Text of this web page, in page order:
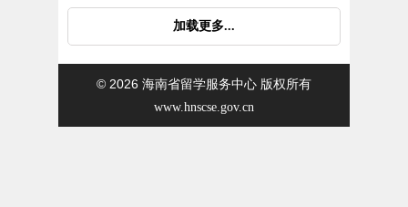
加载更多...
© 2026 海南省留学服务中心 版权所有
www.hnscse.gov.cn